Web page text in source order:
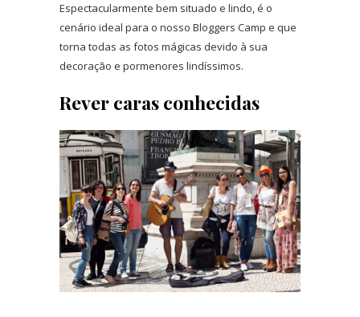
Espectacularmente bem situado e lindo, é o
cenário ideal para o nosso Bloggers Camp e que
torna todas as fotos mágicas devido à sua
decoração e pormenores lindíssimos.
Rever caras conhecidas